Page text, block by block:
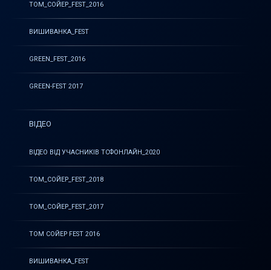
ТОМ_СОЙЕР_FEST_2016
ВИШИВАНКА_FEST
GREEN_FEST_2016
GREEN-FEST 2017
ВІДЕО
ВІДЕО ВІД УЧАСНИКІВ ТСФОНЛАЙН_2020
ТОМ_СОЙЕР_FEST_2018
ТОМ_СОЙЕР_FEST_2017
ТОМ СОЙЕР FEST 2016
ВИШИВАНКА_FEST